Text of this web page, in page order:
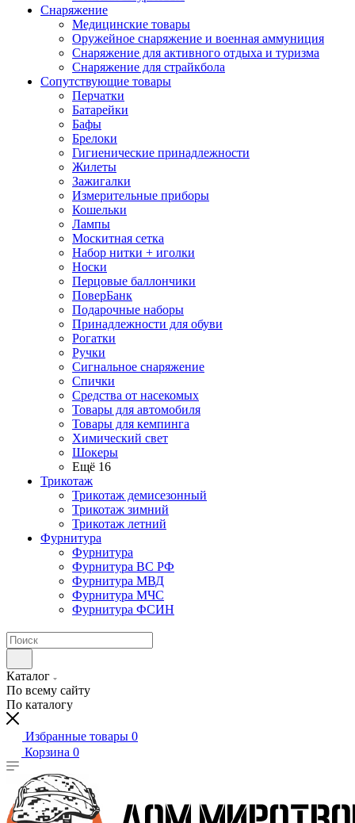
Снаряжение
Медицинские товары
Оружейное снаряжение и военная аммуниция
Снаряжение для активного отдыха и туризма
Снаряжение для страйкбола
Сопутствующие товары
Перчатки
Батарейки
Бафы
Брелоки
Гигиенические принадлежности
Жилеты
Зажигалки
Измерительные приборы
Кошельки
Лампы
Москитная сетка
Набор нитки + иголки
Носки
Перцовые баллончики
ПоверБанк
Подарочные наборы
Принадлежности для обуви
Рогатки
Ручки
Сигнальное снаряжение
Спички
Средства от насекомых
Товары для автомобиля
Товары для кемпинга
Химический свет
Шокеры
Ещё 16
Трикотаж
Трикотаж демисезонный
Трикотаж зимний
Трикотаж летний
Фурнитура
Фурнитура
Фурнитура ВС РФ
Фурнитура МВД
Фурнитура МЧС
Фурнитура ФСИН
Каталог
По всему сайту
По каталогу
Избранные товары 0
Корзина 0